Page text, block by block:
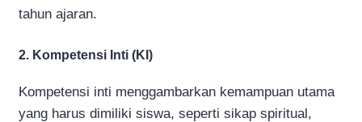
tahun ajaran.
2. Kompetensi Inti (KI)
Kompetensi inti menggambarkan kemampuan utama
yang harus dimiliki siswa, seperti sikap spiritual,